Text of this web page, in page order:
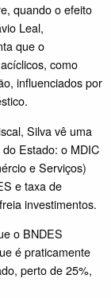
quando o efeito
Leal,
que o
como
influenciados por
Silva vê uma
Estado: o MDIC
e Serviços)
e taxa de
investimentos.
o BNDES
é praticamente
perto de 25%,